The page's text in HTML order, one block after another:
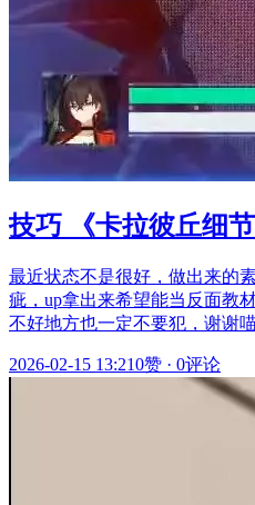
技巧 《卡拉彼丘细
最近状态不是很好，做出来的
疵，up拿出来希望能当反面教
不好地方也一定不要犯，谢谢喵
2026-02-15 13:210赞 · 0评论